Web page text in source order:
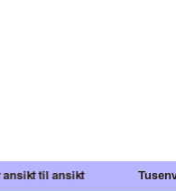
til ansikt